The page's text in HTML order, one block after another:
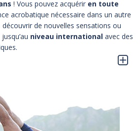
! Vous pouvez acquérir en toute
acrobatique nécessaire dans un autre
de nouvelles sensations ou
niveau international avec des